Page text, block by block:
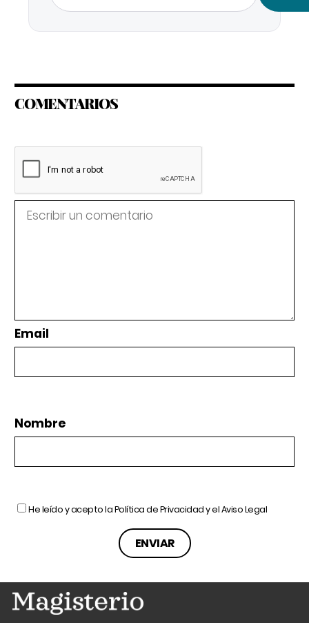
COMENTARIOS
Email
Nombre
He leído y acepto laPolítica de Privacidady elAviso Legal